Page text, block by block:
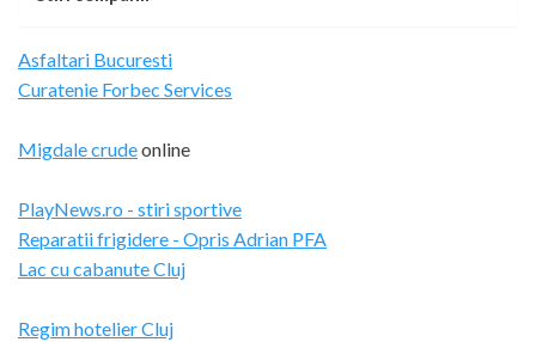
Asfaltari Bucuresti
Curatenie Forbec Services
Migdale crudeonline
PlayNews.ro - stiri sportive
Reparatii frigidere - Opris Adrian PFA
Lac cu cabanute Cluj
Regim hotelier Cluj